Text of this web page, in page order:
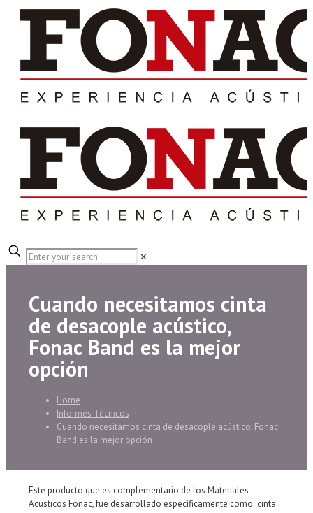
✕
Cuando necesitamos cinta
de desacople acústico,
Fonac Band es la mejor
opción
Home
Informes Técnicos
Cuando necesitamos cinta de desacople acústico, Fonac
Band es la mejor opción
Este producto que es complementario de los Materiales
Acústicos Fonac, fue desarrollado específicamente como cinta